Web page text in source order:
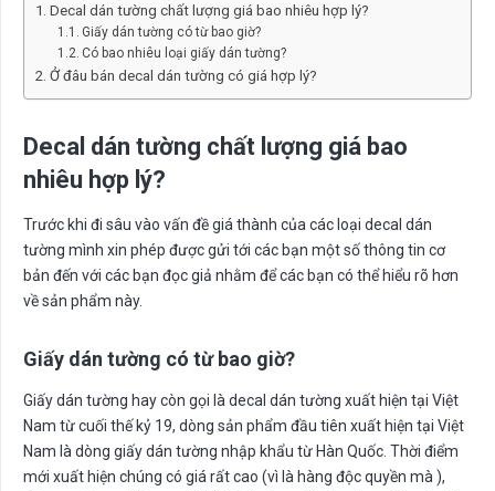
Decal dán tường chất lượng giá bao nhiêu hợp lý?
Giấy dán tường có từ bao giờ?
Có bao nhiêu loại giấy dán tường?
Ở đâu bán decal dán tường có giá hợp lý?
Decal dán tường chất lượng giá bao
nhiêu hợp lý?
Trước khi đi sâu vào vấn đề giá thành của các loại decal dán
tường mình xin phép được gửi tới các bạn một số thông tin cơ
bản đến với các bạn đọc giả nhằm để các bạn có thể hiểu rõ hơn
về sản phẩm này.
Giấy dán tường có từ bao giờ?
Giấy dán tường hay còn gọi là decal dán tường xuất hiện tại Việt
Nam từ cuối thế kỷ 19, dòng sản phẩm đầu tiên xuất hiện tại Việt
Nam là dòng giấy dán tường nhập khẩu từ Hàn Quốc. Thời điểm
mới xuất hiện chúng có giá rất cao (vì là hàng độc quyền mà ),